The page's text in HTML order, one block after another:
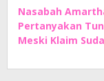
Nasabah
Pertanyakan
Meski Klaim